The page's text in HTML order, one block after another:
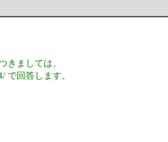
ましては、
で回答します。